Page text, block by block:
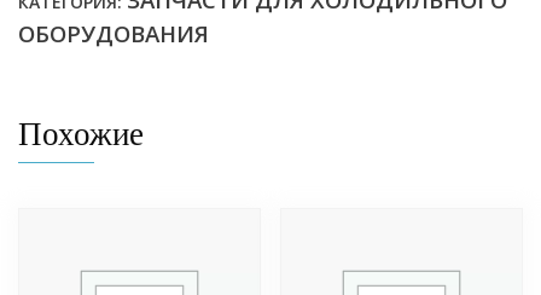
ОБОРУДОВАНИЯ
Похожие